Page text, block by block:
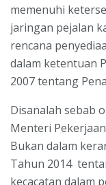
memenuhi
jaringan pejalan
rencana
dalam ketentuan
2007 tentang
Disanalah sebab
Menteri
Bukan dalam
Tahun 2014
kecacatan dalam